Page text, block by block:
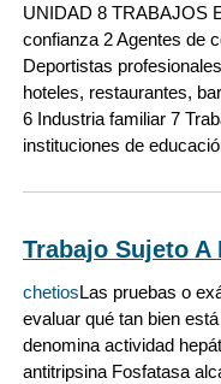
UNIDAD 8 TRABAJOS
confianza 2 Agentes de
Deportistas
hoteles, restaurantes,
6 Industria familiar 7
instituciones de
Trabajo Sujeto A
chetiosLas pruebas o
evaluar qué tan bien
denomina actividad
antitripsina Fosfatasa